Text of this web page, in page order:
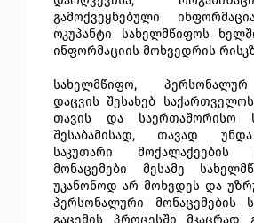
გამოქვეყნებული
ოკუპანტი სახელმწიფოს
ინფორმაციის მოხვედრის
სახელმწიფო,
დაცვის შესახებ
თავის და საერთაშორისო
შესაბამისად, თავად
საკუთარი მოქალაქეების
მონაცემები მესამე
უკანონოდ არ მოხვდეს და
პერსონალური მონაცემების
გაცემის პროცესში მკაცრად